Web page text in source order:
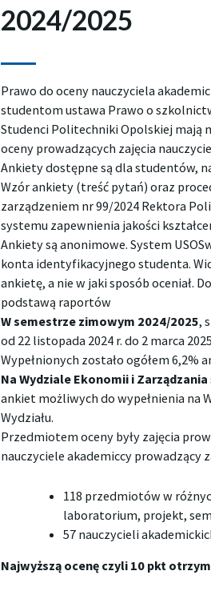
2024/2025
Prawo do oceny nauczyciela
studentom ustawa Prawo o
Studenci Politechniki Opolskiej mają
oceny prowadzących zajęcia
Ankiety dostępne są dla studentów,
Wzór ankiety (treść pytań) oraz
zarządzeniem nr 99/2024 Rektora
systemu zapewnienia jakości
Ankiety są anonimowe. System
konta identyfikacyjnego studenta.
ankietę, a nie w jaki sposób oceniał.
podstawą raportów
W semestrze zimowym 2024/2025,
od 22 listopada 2024 r. do 2 marca
Wypełnionych zostało ogółem
Na Wydziale Ekonomii i Zarządzania
ankiet możliwych do wypełnienia na
Wydziału.
Przedmiotem oceny były zajęcia
nauczyciele akademiccy prowadzący
118 przedmiotów w
laboratorium, projekt,
57 nauczycieli
Najwyższą ocenę czyli 10 pkt